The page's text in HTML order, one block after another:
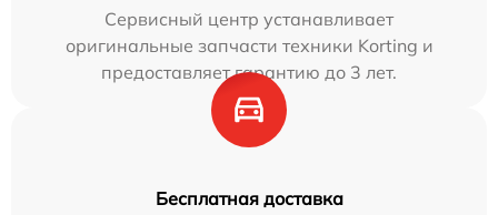
Сервисный центр устанавливает
оригинальные запчасти техники Korting и
предоставляет гарантию до 3 лет.
Бесплатная доставка